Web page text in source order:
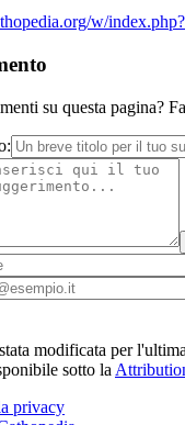
w/
su questa pagina?
modificata per
sotto la
privacy